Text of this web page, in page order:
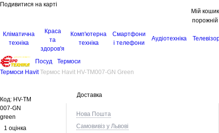
Подивитися на карті
Мій кошик
порожній
Кліматична
техніка
Краса
та
здоров'я
Комп'ютерна
техніка
Смартфони
і телефони
Аудіотехніка
Посуд
Термоси
Термоси Havit Термос Havit HV-TM007-GN Green
Доставка
Нова Пошта
Самовивіз у Львові
Код: HV-TM
007-GN
green
1 оцінка